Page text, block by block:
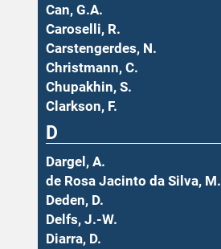
Can, G.A.
Caroselli, R.
Carstengerdes, N.
Christmann, C.
Chupakhin, S.
Clarkson, F.
D
Dargel, A.
de Rosa Jacinto da Silva, M.
Deden, D.
Delfs, J.-W.
Diarra, D.